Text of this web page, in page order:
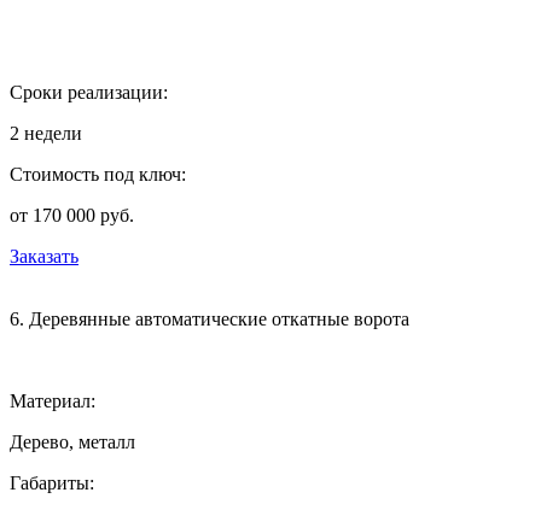
Сроки реализации:
2 недели
Стоимость под ключ:
от 170 000 руб.
Заказать
6. Деревянные автоматические откатные ворота
Материал:
Дерево, металл
Габариты: